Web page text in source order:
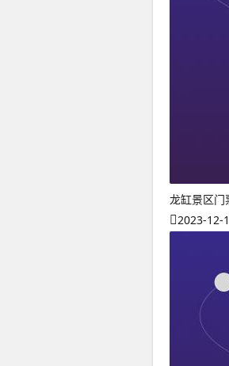
龙缸景区门
2023-12-